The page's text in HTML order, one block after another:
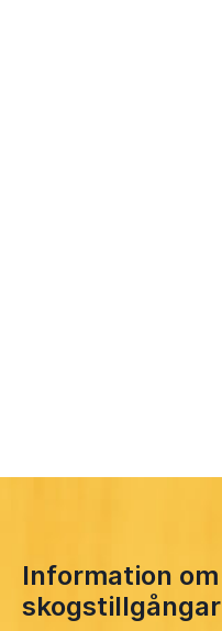
Information om
skogstillgångar